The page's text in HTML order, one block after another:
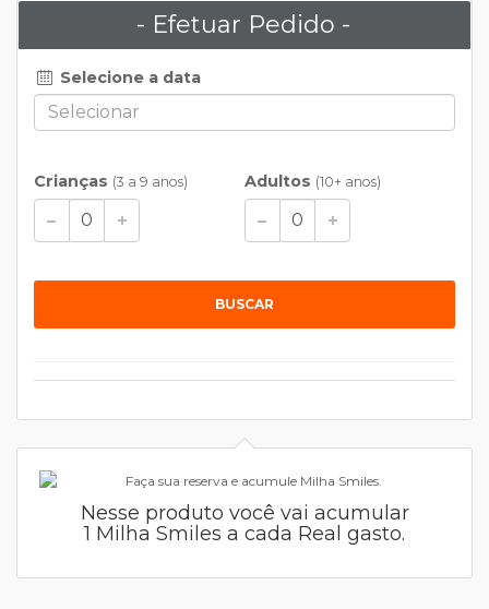
- Efetuar Pedido -
Selecione a data
Crianças (3 a 9 anos) Adultos (10+ anos)
BUSCAR
Nesse produto você vai acumular
1 Milha Smiles a cada Real gasto.